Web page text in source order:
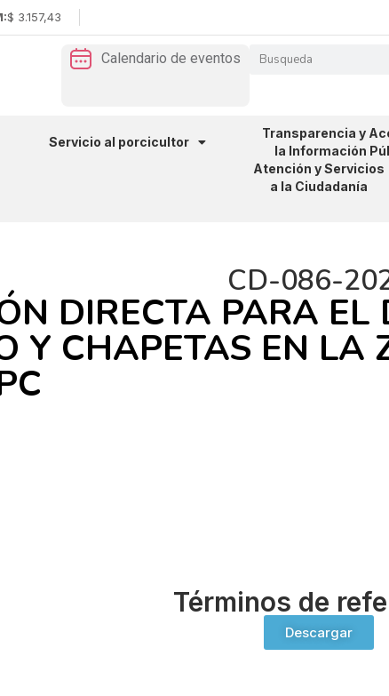
$ 3.157,43
Calendario de eventos
Servicio al porcicultor
Transparencia y
la Información
Atención y Servicios
a la Ciudadanía
CD-086-
DIRECTA PARA EL
Y CHAPETAS EN LA
Términos de
Descargar